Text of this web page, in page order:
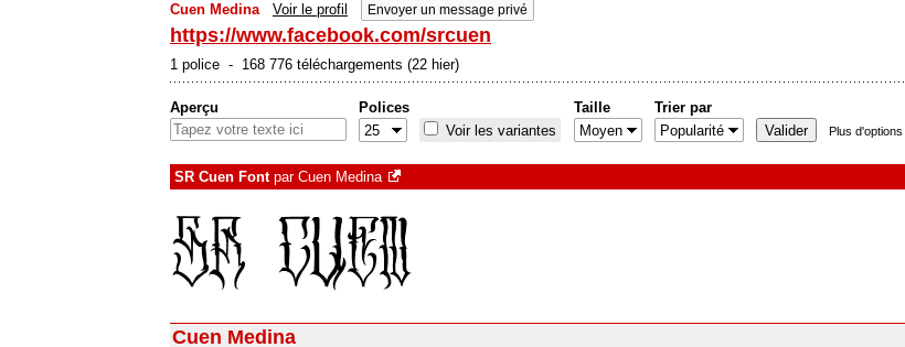
Cuen Medina Voir le profil Envoyer un message privé
https://www.facebook.com/srcuen
1 police - 168 776 téléchargements (22 hier)
Aperçu
Polices
Voir les variantes
Taille Trier par
Plus d'options
SR Cuen Fontpar Cuen Medina
Cuen Medina